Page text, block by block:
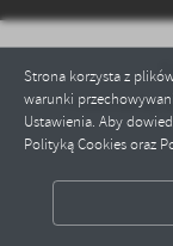
Strona korzysta z
warunki
Ustawienia. Aby
Polityką Cookies oraz
Powered by